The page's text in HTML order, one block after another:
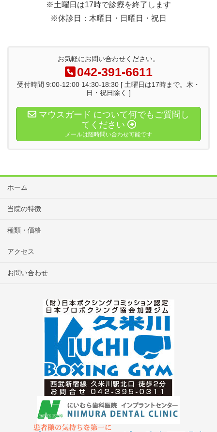
※土曜日は17時で診療を終了します
※休診日：木曜日・日曜日・祝日
お気軽にお問い合わせください。
042-391-6611
受付時間 9:00-12:00 14:30-18:30 [ 土曜日は17時まで。木・
日・祝日除く ]
マウスガード について何でもご質問し
てください
メールは随時問い合わせ可能です
ホーム
当院の特徴
種類・価格
アクセス
お問い合わせ